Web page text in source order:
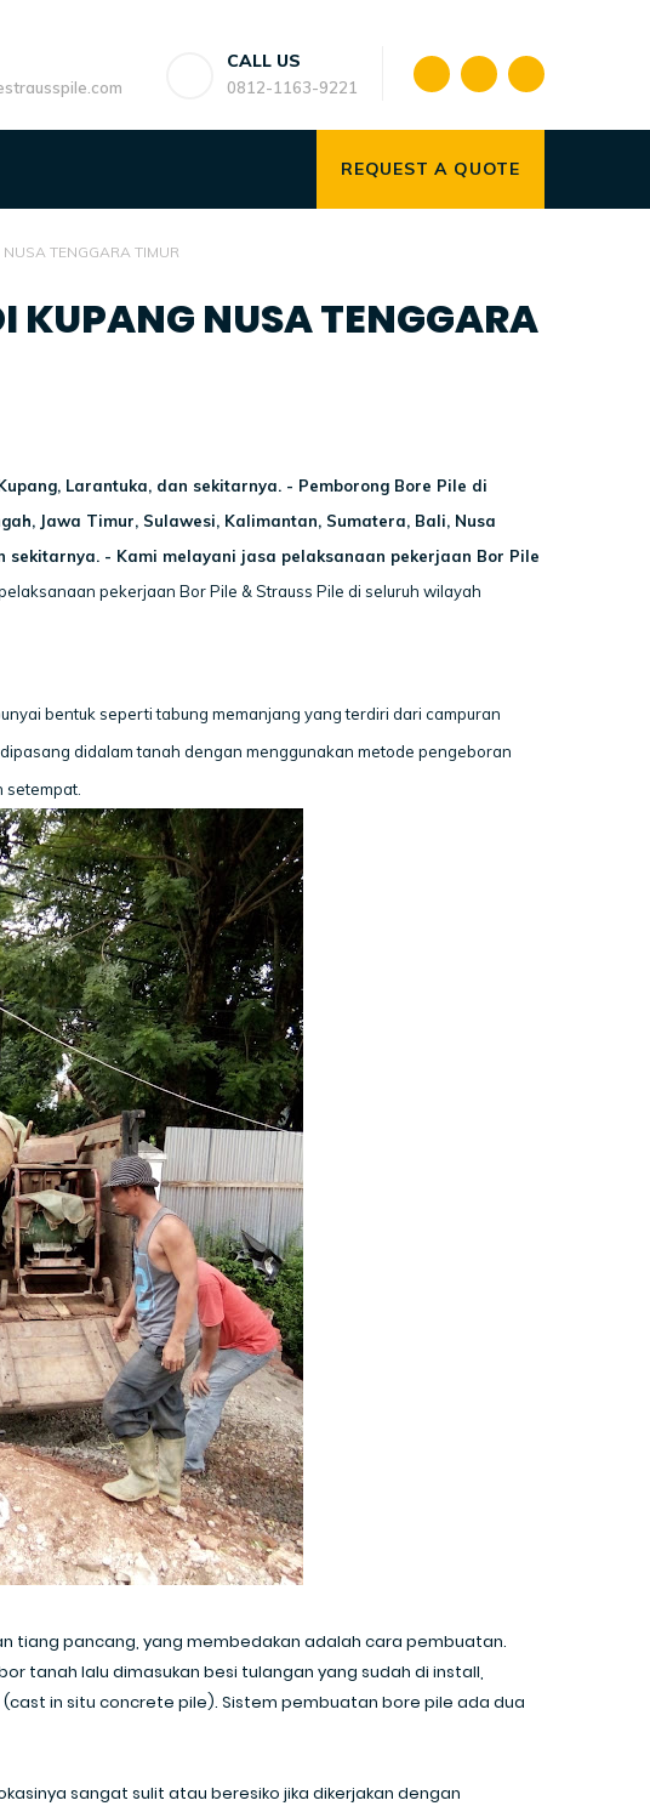
CALL US
0812-1163-9221
REQUEST A QUOTE
TENGGARA TIMUR
KUPANG NUSA TENGGARA
Larantuka, dan sekitarnya.- Pemborong Bore Pile di
Jawa Timur, Sulawesi, Kalimantan, Sumatera, Bali, Nusa
sekitarnya. - Kami melayani jasa pelaksanaan pekerjaan Bor Pile
pekerjaan Bor Pile & Strauss Pile di seluruh wilayah
bentuk seperti tabung memanjang yang terdiri dari campuran
didalam tanah dengan menggunakan metode pengeboran
tiang pancang, yang membedakan adalah cara pembuatan.
tanah lalu dimasukan besi tulangan yang sudah di install,
in situ concrete pile). Sistem pembuatan bore pile ada dua
sangat sulit atau beresiko jika dikerjakan dengan